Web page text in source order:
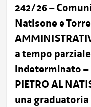
242/26 –
Natisone e Torre
a tempo
indeterminato –
PIETRO AL
una graduatoria